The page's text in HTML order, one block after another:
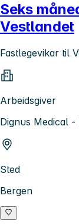
Seks
Vestlandet
Fastlegevikar til
Arbeidsgiver
Dignus Medical
Sted
Bergen